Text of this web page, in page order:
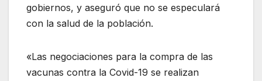
gobiernos, y aseguró que no se especulará
con la salud de la población.
«Las negociaciones para la compra de las
vacunas contra la Covid-19 se realizan